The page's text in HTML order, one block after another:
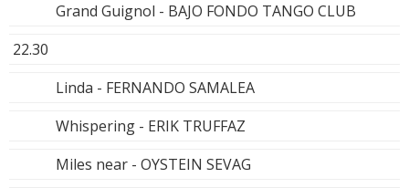
Grand Guignol - BAJO FONDO TANGO CLUB
22.30
Linda - FERNANDO SAMALEA
Whispering - ERIK TRUFFAZ
Miles near - OYSTEIN SEVAG